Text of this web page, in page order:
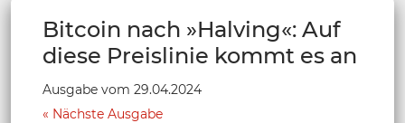
Bitcoin nach »Halving«: Auf
diese Preislinie kommt es an
Ausgabe vom 29.04.2024
Nächste Ausgabe